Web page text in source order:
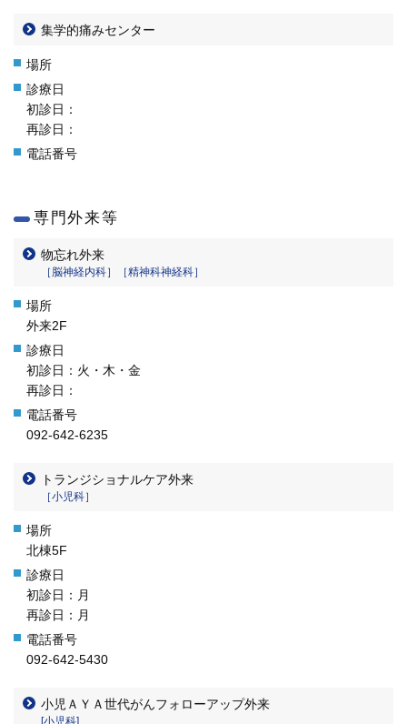
集学的痛みセンター
初診日：
再診日：
専門外来等
物忘れ外来
［脳神経内科］［精神科神経科］
外来2F
初診日：火・木・金
再診日：
092-642-6235
トランジショナルケア外来
［小児科］
北棟5F
初診日：月
再診日：月
092-642-5430
小児ＡＹＡ世代がんフォローアップ外来
[小児科]